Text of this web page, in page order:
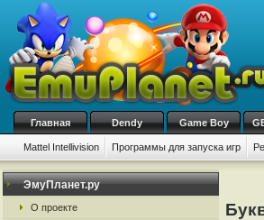
Главная Dendy Game Boy
Mattel Intellivision Программы для запуска игр
ЭмуПланет.ру
О проекте